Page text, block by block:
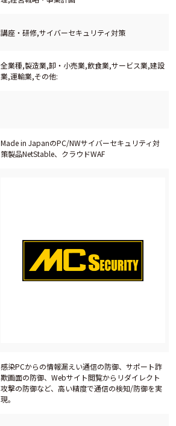
講座・研修,サイバーセキュリティ対策
全業種,製造業,卸・小売業,飲食業,サービス業,建設
業,運輸業,その他:
Made in JapanのPC/NWサイバーセキュリティ対
策製品NetStable、クラウドWAF
感染PCからの情報漏えい通信の防御、サポート詐
欺画面の防御、Webサイト閲覧からリダイレクト
攻撃の防御など、高い精度で通信の検知/防御を実
現。